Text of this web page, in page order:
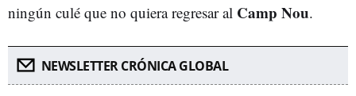
ningún culé que no quiera regresar al Camp Nou.
NEWSLETTER CRÓNICA GLOBAL